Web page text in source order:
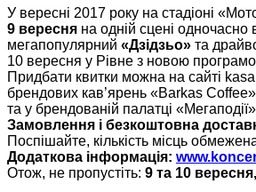
У вересні 2017 року на стадіоні
9 вересня на одній сцені одночасно
мегапопулярний «Дзідзьо» та
10 вересня у Рівне з новою
Придбати квитки можна на сайті
брендових кав’ярень «Barkas
та у брендованій палатці
Замовлення і безкоштовна
Поспішайте, кількість місць
Додаткова інформація:
Отож, не пропустіть: 9 та 10